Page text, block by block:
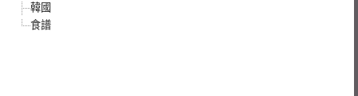
韓國
食譜